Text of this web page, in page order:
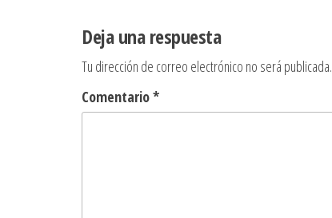
Deja una respuesta
Tu dirección de correo electrónico no será publicada.
Comentario*